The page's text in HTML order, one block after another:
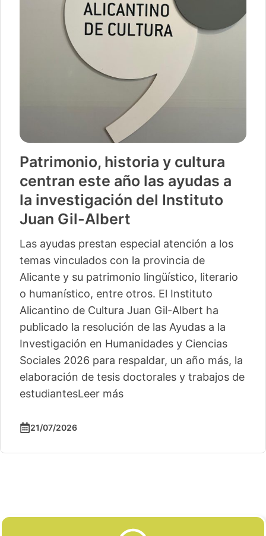
Patrimonio, historia y cultura
centran este año las ayudas a
la investigación del Instituto
Juan Gil-Albert
Las ayudas prestan especial atención a los
temas vinculados con la provincia de
Alicante y su patrimonio lingüístico, literario
o humanístico, entre otros. El Instituto
Alicantino de Cultura Juan Gil-Albert ha
publicado la resolución de las Ayudas a la
Investigación en Humanidades y Ciencias
Sociales 2026 para respaldar, un año más, la
elaboración de tesis doctorales y trabajos de
estudiantesLeer más
21/07/2026